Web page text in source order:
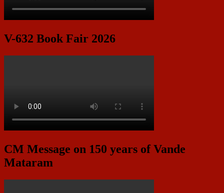
V-632 Book Fair 2026
CM Message on 150 years of Vande
Mataram